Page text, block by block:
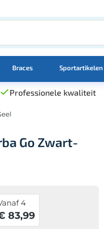
Braces Sportartikelen
Professionele kwaliteit
Go Zwart-
4
83,99